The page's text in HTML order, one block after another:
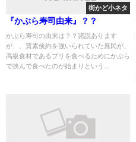
街かど小ネタ
『かぶら寿司由来』？？
かぶら寿司の由来は？？諸説あります
が、、質素倹約を強いられていた庶民が、
高級食材であるブリを食べるためにかぶら
で挟んで食べたのが始まりという...